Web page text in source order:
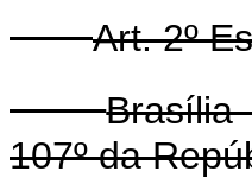
Art. 2º
Brasília
107º da